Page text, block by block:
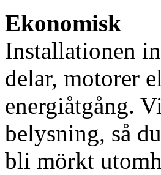
Ekonomisk
Installationen
delar, motorer
energiåtgång.
belysning, så
bli mörkt